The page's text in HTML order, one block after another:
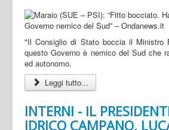
"Il Consiglio di Stato boccia il Ministro
questo Governo è nemico del Sud che
ed autonomo.
Leggi tutto...
INTERNI - IL
IDRICO CAMPANO,